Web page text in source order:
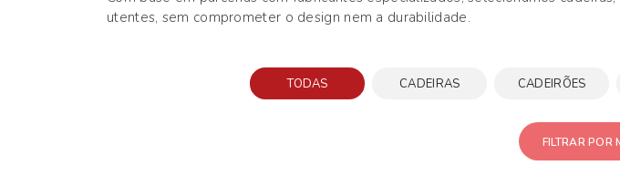
utentes, sem comprometer o design nem a durabilidade.
TODAS CADEIRAS CADEIRÕES
FILTRAR POR